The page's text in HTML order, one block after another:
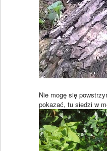
Nie mogę się
pokazać, tu siedzi w